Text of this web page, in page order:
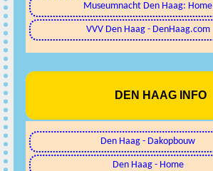
Museumnacht Den Haag: Home
VVV Den Haag - DenHaag.com
DEN HAAG INFO
Den Haag - Dakopbouw
Den Haag - Home